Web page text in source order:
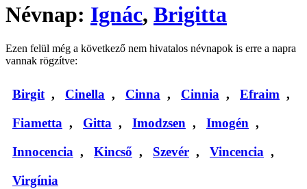
Névnap: Ignác, Brigitta
Ezen felül még a következő nem hivatalos névnapok is erre a napra
vannak rögzítve:
Birgit , Cinella , Cinna , Cinnia , Efraim ,
Fiametta , Gitta , Imodzsen , Imogén ,
Innocencia , Kincső , Szevér , Vincencia ,
Virgínia